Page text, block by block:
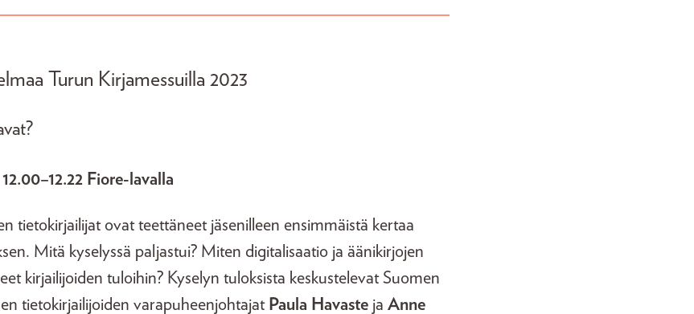
Turun Kirjamessuilla 2023
Fiore-lavalla
tietokirjailijat ovat teettäneet jäsenilleen ensimmäistä kertaa
Mitä kyselyssä paljastui? Miten digitalisaatio ja äänikirjojen
kirjailijoiden tuloihin? Kyselyn tuloksista keskustelevat Suomen
tietokirjailijoiden varapuheenjohtajatPaula Havaste ja Anne